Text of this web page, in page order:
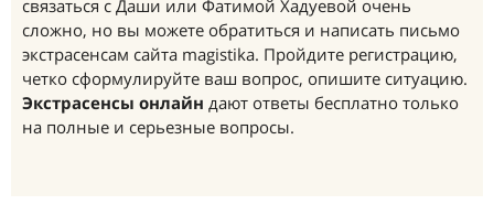
связаться с Даши или Фатимой Хадуевой очень
сложно, но вы можете обратиться и написать письмо
экстрасенсам сайта magistika. Пройдите регистрацию,
четко сформулируйте ваш вопрос, опишите ситуацию.
Экстрасенсы онлайн дают ответы бесплатно только
на полные и серьезные вопросы.